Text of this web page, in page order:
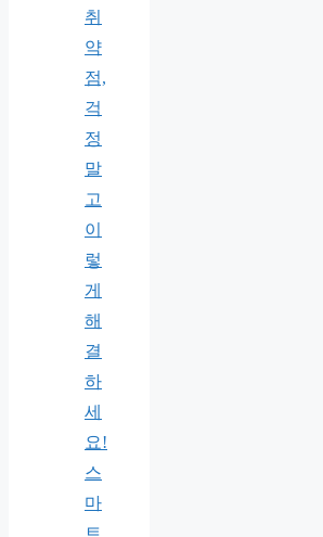
취
약
점,
걱
정
말
고
이
렇
게
해
결
하
세
요!
스
마
트